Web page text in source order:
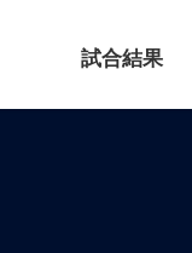
試合結果